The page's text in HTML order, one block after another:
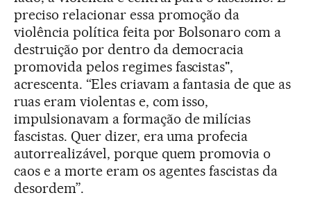
preciso relacionar essa promoção da
violência política feita por Bolsonaro com a
destruição por dentro da democracia
promovida pelos regimes fascistas",
acrescenta. “Eles criavam a fantasia de que as
ruas eram violentas e, com isso,
impulsionavam a formação de milícias
fascistas. Quer dizer, era uma profecia
autorrealizável, porque quem promovia o
caos e a morte eram os agentes fascistas da
desordem”.